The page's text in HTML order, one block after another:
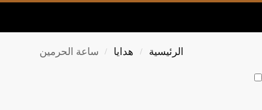
الرئيسية / هدايا / ساعة الحرمين